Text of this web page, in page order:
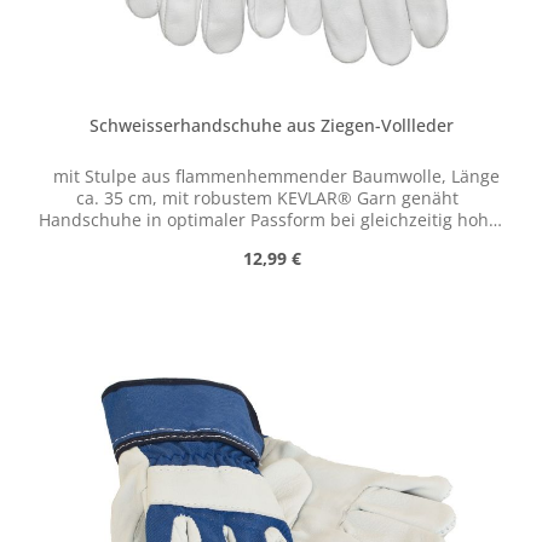
Schweisserhandschuhe aus Ziegen-Vollleder
mit Stulpe aus flammenhemmender Baumwolle, Länge
ca. 35 cm, mit robustem KEVLAR® Garn genäht
Handschuhe in optimaler Passform bei gleichzeitig hoher
Fingerspitzengefühl notwendig ist bei gutem
Regulärer Preis:
12,99 €